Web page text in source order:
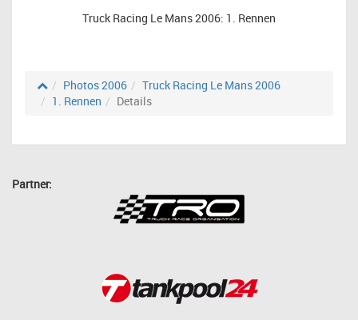
Truck Racing Le Mans 2006: 1. Rennen
Photos 2006
Truck Racing Le Mans 2006
1. Rennen
Details
Partner: